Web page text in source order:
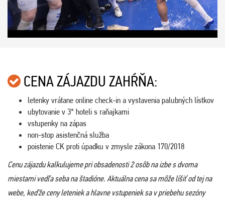
CENA ZÁJAZDU ZAHŔŇA:
letenky vrátane online check-in a vystavenia palubných lístkov
ubytovanie v 3* hoteli s raňajkami
vstupenky na zápas
non-stop asistenčná služba
poistenie CK proti úpadku v zmysle zákona 170/2018
Cenu zájazdu kalkulujeme pri obsadenosti 2 osôb na izbe s dvoma
miestami vedľa seba na štadióne. Aktuálna cena sa môže líšiť od tej na
webe, keďže ceny leteniek a hlavne vstupeniek sa v priebehu sezóny